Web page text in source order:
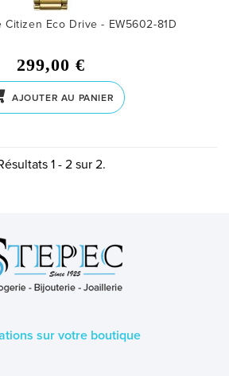
Citizen Eco Drive - EW5602-81D
299,00 €
AJOUTER AU PANIER
1 - 2 sur 2.
sur votre boutique